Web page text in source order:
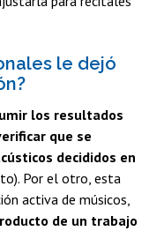
le dejó
los resultados
que se
decididos en
Por el otro, esta
activa de músicos,
de un trabajo